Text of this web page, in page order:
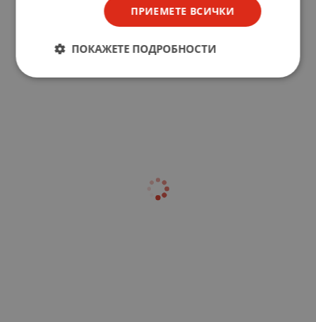
ПРИЕМЕТЕ ВСИЧКИ
ПОКАЖЕТЕ ПОДРОБНОСТИ